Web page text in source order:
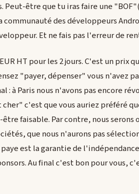
Peut-être que tu iras faire une
communauté des développeurs
Et ne fais pas l'erreur de
HT pour les 2 jours. C'est un
"payer, dépenser" vous n'avez
: à Paris nous n'avons pas encore
c'est que vous auriez préféré
faisable. Par contre, nous
que nous n'aurons pas
est la garantie de
Au final c'est bon pour vous,